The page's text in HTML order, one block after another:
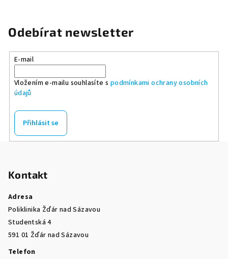
Odebírat newsletter
E-mail
Vložením e-mailu souhlasíte s podmínkami ochrany osobních
údajů
Přihlásit se
Kontakt
Adresa
Poliklinika Žďár nad Sázavou
Studentská 4
591 01 Žďár nad Sázavou
Telefon